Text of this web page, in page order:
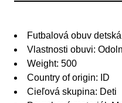
Futbalová obuv
Vlastnosti obuvi:
Weight: 500
Country of origin: ID
Cieľová skupina: Deti